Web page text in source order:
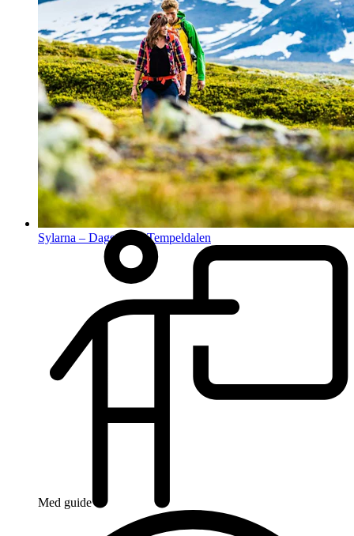
Sylarna – Dagstur till Tempeldalen
Med guide